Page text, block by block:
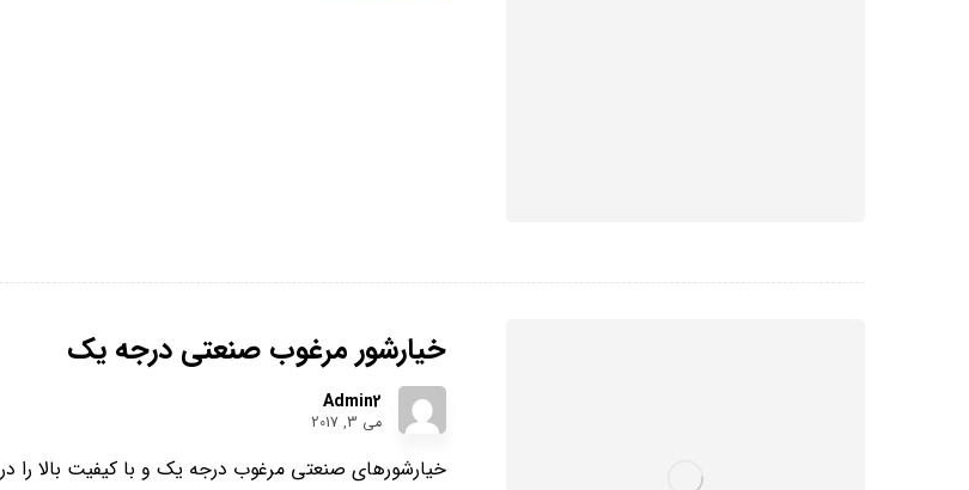
خیارشور مرغوب صنعتی درجه یک
Admin2
می 3, 2017
خیارشورهای صنعتی مرغوب درجه یک و با کیفیت بالا را در